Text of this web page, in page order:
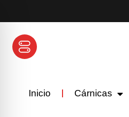
Inicio Cárnicas